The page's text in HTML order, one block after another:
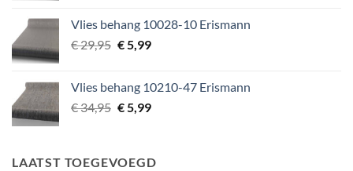
€ 29,95.€ 5,99.
Vlies behang 10028-10 Erismann
€29,95 Oorspronkelijke
€ 29,95.
€5,99Huidige
€ 5,99.
Vlies behang 10210-47 Erismann
€34,95 Oorspronkelijke
€ 34,95.
€5,99Huidige
€ 5,99.
LAATST TOEGEVOEGD